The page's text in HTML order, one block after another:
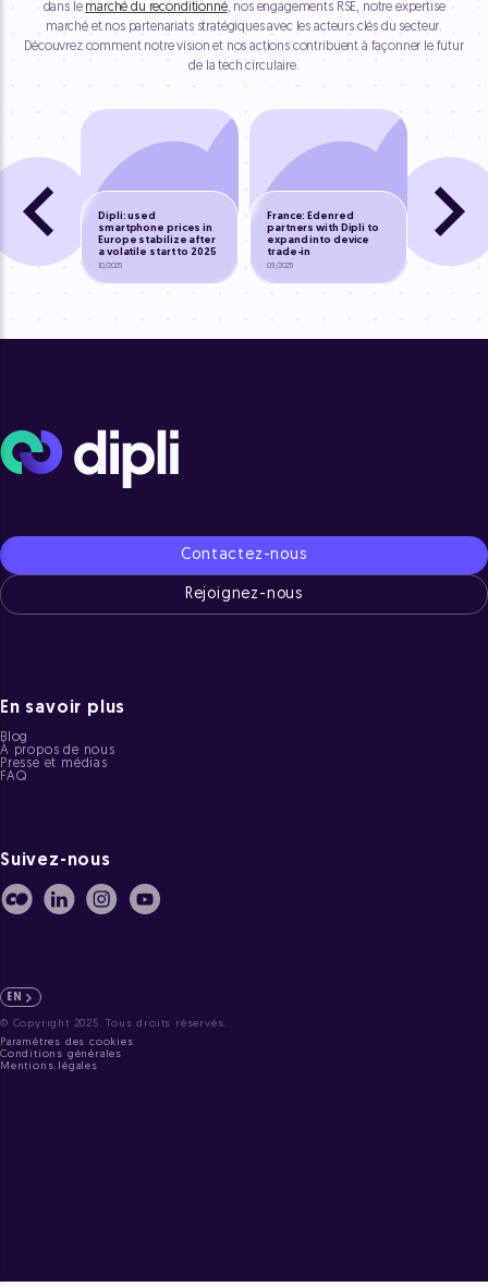
dans le marché du reconditionné, nos engagements RSE, notre expertise
marché et nos partenariats stratégiques avec les acteurs clés du secteur.
Découvrez comment notre vision et nos actions contribuent à façonner le futur
de la tech circulaire.
Dipli: used
smartphone prices in
Europe stabilize after
a volatile start to 2025
10/2025
France: Edenred
partners with Dipli to
expand into device
trade-in
09/2025
Dipli
on
trade-in
Orange
07/2025
Contactez-nous
Rejoignez-nous
En savoir plus
Blog
À propos de nous
Presse et médias
FAQ
Suivez-nous
Paramètres des cookies
Conditions générales
Mentions légales
EN
© Copyright 2025. Tous droits réservés.